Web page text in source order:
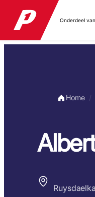
Onderdeel van
Home